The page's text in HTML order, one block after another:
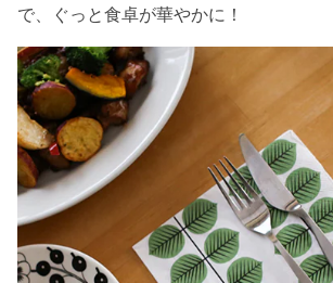
で、ぐっと食卓が華やかに！